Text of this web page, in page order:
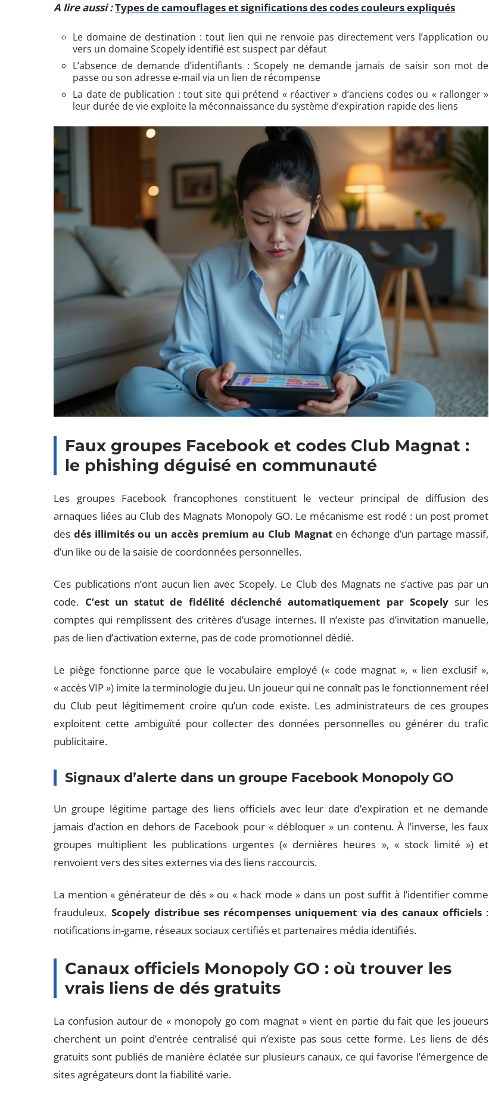
A lire aussi :Types de camouflages et significations des codes couleurs expliqués
Le domaine de destination : tout lien qui ne renvoie pas directement vers l’application ou
vers un domaine Scopely identifié est suspect par défaut
L’absence de demande d’identifiants : Scopely ne demande jamais de saisir son mot de
passe ou son adresse e-mail via un lien de récompense
La date de publication : tout site qui prétend « réactiver » d’anciens codes ou « rallonger »
leur durée de vie exploite la méconnaissance du système d’expiration rapide des liens
Faux groupes Facebook et codes Club Magnat :
le phishing déguisé en communauté
Les groupes Facebook francophones constituent le vecteur principal de diffusion des
arnaques liées au Club des Magnats Monopoly GO. Le mécanisme est rodé : un post promet
desdés illimités ou un accès premium au Club Magnaten échange d’un partage massif,
d’un like ou de la saisie de coordonnées personnelles.
Ces publications n’ont aucun lien avec Scopely. Le Club des Magnats ne s’active pas par un
code. C’est un statut de fidélité déclenché automatiquement par Scopelysur les
comptes qui remplissent des critères d’usage internes. Il n’existe pas d’invitation manuelle,
pas de lien d’activation externe, pas de code promotionnel dédié.
Le piège fonctionne parce que le vocabulaire employé (« code magnat », « lien exclusif »,
« accès VIP ») imite la terminologie du jeu. Un joueur qui ne connaît pas le fonctionnement réel
du Club peut légitimement croire qu’un code existe. Les administrateurs de ces groupes
exploitent cette ambiguïté pour collecter des données personnelles ou générer du trafic
publicitaire.
Signaux d’alerte dans un groupe Facebook Monopoly GO
Un groupe légitime partage des liens officiels avec leur date d’expiration et ne demande
jamais d’action en dehors de Facebook pour « débloquer » un contenu. À l’inverse, les faux
groupes multiplient les publications urgentes (« dernières heures », « stock limité ») et
renvoient vers des sites externes via des liens raccourcis.
La mention « générateur de dés » ou « hack mode » dans un post suffit à l’identifier comme
frauduleux. Scopely distribue ses récompenses uniquement via des canaux officiels :
notifications in-game, réseaux sociaux certifiés et partenaires média identifiés.
Canaux officiels Monopoly GO : où trouver les
vrais liens de dés gratuits
La confusion autour de « monopoly go com magnat » vient en partie du fait que les joueurs
cherchent un point d’entrée centralisé qui n’existe pas sous cette forme. Les liens de dés
gratuits sont publiés de manière éclatée sur plusieurs canaux, ce qui favorise l’émergence de
sites agrégateurs dont la fiabilité varie.